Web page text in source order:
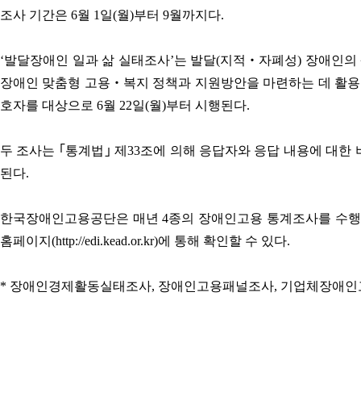
조사 기간은 6월 1일(월)부터 9월까지다.
‘발달장애인 일과 삶 실태조사’는 발달(지적‧자폐성) 장애인
장애인 맞춤형 고용‧복지 정책과 지원방안을 마련하는 데 활
호자를 대상으로 6월 22일(월)부터 시행된다.
두 조사는 ｢통계법｣ 제33조에 의해 응답자와 응답 내용에 대
된다.
한국장애인고용공단은 매년 4종의 장애인고용 통계조사를 수
홈페이지(http://edi.kead.or.kr)에 통해 확인할 수 있다.
* 장애인경제활동실태조사, 장애인고용패널조사, 기업체장애